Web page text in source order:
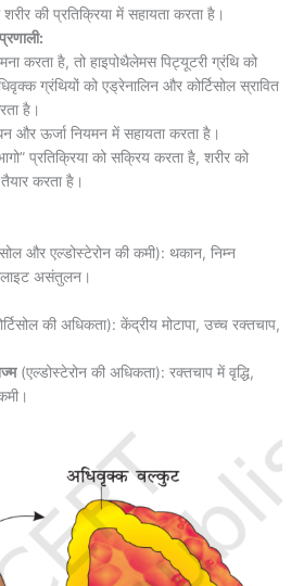
शरीर की प्रतिक्रिया में सहायता करता है।
करता है, तो हाइपोथैलेमस पिट्यूटरी ग्रंथि को
ग्रंथियों को एड्रेनालिन और कोर्टिसोल स्रावित
है।
और ऊर्जा नियमन में सहायता करता है।
प्रतिक्रिया को सक्रिय करता है, शरीर को
तैयार करता है।
और एल्डोस्टेरोन की कमी): थकान, निम्न
असंतुलन।
की अधिकता): केंद्रीय मोटापा, उच्च रक्तचाप,
(एल्डोस्टेरोन की अधिकता): रक्तचाप में वृद्धि,